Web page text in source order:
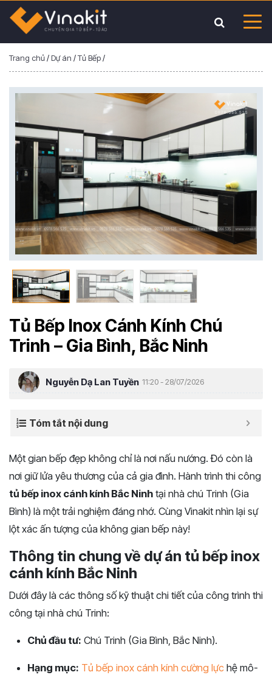
Trang chủ/Dự án /Tủ Bếp/
Tủ Bếp Inox Cánh Kính Chú
Trinh – Gia Bình, Bắc Ninh
Nguyễn Dạ Lan Tuyền 11:20 - 28/07/2026
Tóm tắt nội dung
Một gian bếp đẹp không chỉ là nơi nấu nướng. Đó còn là
nơi giữ lửa yêu thương của cả gia đình. Hành trình thi công
tủ bếp inox cánh kính Bắc Ninh tại nhà chú Trinh (Gia
Bình) là một trải nghiệm đáng nhớ. Cùng Vinakit nhìn lại sự
lột xác ấn tượng của không gian bếp này!
Thông tin chung về dự án tủ bếp inox
cánh kính Bắc Ninh
Dưới đây là các thông số kỹ thuật chi tiết của công trình thi
công tại nhà chú Trinh:
Chủ đầu tư: Chú Trinh (Gia Bình, Bắc Ninh).
Hạng mục: Tủ bếp inox cánh kính cường lực hệ mô-